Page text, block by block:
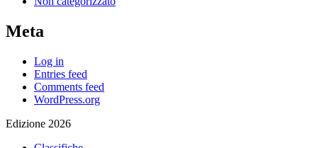
Meta
Log in
Entries feed
Comments feed
WordPress.org
Edizione 2026